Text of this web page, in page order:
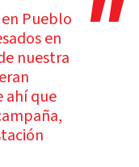
Pueblo
en
nuestra
ahí que